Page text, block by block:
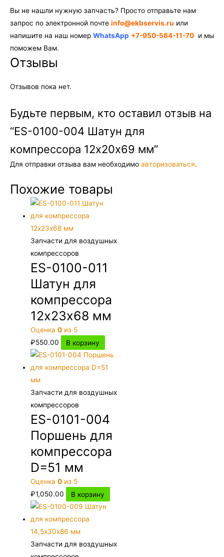
Вы не нашли нужную запчасть? Просто отправьте нам
запрос по электронной почте info@ekbservis.ru или
напишите на наш номер WhatsApp +7-950-564-11-70 и мы
поможем Вам.
Отзывы
Отзывов пока нет.
Будьте первым, кто оставил отзыв на
“ES-0100-004 Шатун для
компрессора 12х20х69 мм”
Для отправки отзыва вам необходимо авторизоваться.
Похожие товары
Запчасти для воздушных
компрессоров
ES-0100-011
Шатун для
компрессора
12х23х68 мм
Оценка0 из 5
₽550.00 В корзину
Запчасти для воздушных
компрессоров
ES-0101-004
Поршень для
компрессора
D=51 мм
Оценка0 из 5
₽1,050.00 В корзину
Запчасти для воздушных